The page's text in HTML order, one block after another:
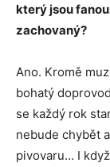
který jsou
zachovaný?
Ano. Kromě
bohatý
se každý rok
nebude chybět
pivovaru… I